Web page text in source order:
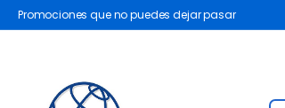
Promociones que no puedes dejar pasar